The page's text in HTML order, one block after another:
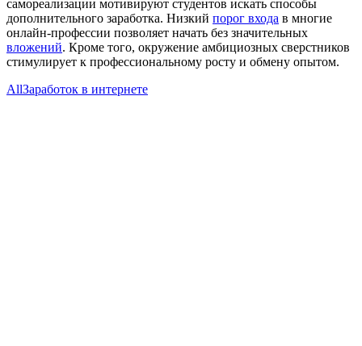
самореализации мотивируют студентов искать способы
дополнительного заработка. Низкий порог входа в многие
онлайн-профессии позволяет начать без значительных
вложений. Кроме того, окружение амбициозных сверстников
стимулирует к профессиональному росту и обмену опытом.
AllЗаработок в интернете